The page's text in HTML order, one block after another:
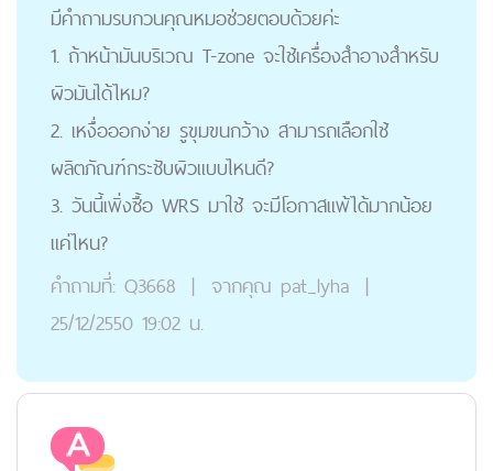
มีคำถามรบกวนคุณหมอช่วยตอบด้วยค่ะ
1. ถ้าหน้ามันบริเวณ T-zone จะใช้เครื่องสำอางสำหรับ
ผิวมันได้ไหม?
2. เหงื่อออกง่าย รูขุมขนกว้าง สามารถเลือกใช้
ผลิตภัณฑ์กระชับผิวแบบไหนดี?
3. วันนี้เพิ่งซื้อ WRS มาใช้ จะมีโอกาสแพ้ได้มากน้อย
แค่ไหน?
คำถามที่: Q3668 | จากคุณ pat_lyha |
25/12/2550 19:02 น.